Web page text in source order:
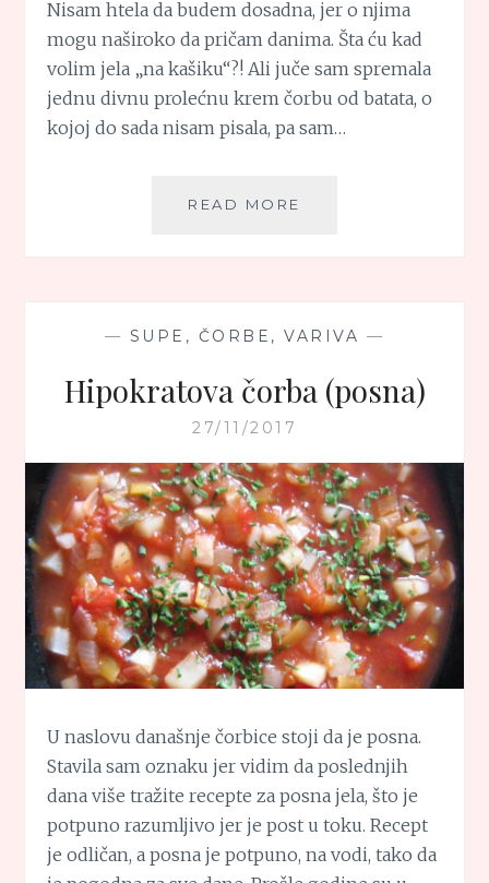
Nisam htela da budem dosadna, jer o njima
mogu naširoko da pričam danima. Šta ću kad
volim jela „na kašiku“?! Ali juče sam spremala
jednu divnu prolećnu krem čorbu od batata, o
kojoj do sada nisam pisala, pa sam…
READ MORE
— SUPE, ČORBE, VARIVA —
Hipokratova čorba (posna)
27/11/2017
U naslovu današnje čorbice stoji da je posna.
Stavila sam oznaku jer vidim da poslednjih
dana više tražite recepte za posna jela, što je
potpuno razumljivo jer je post u toku. Recept
je odličan, a posna je potpuno, na vodi, tako da